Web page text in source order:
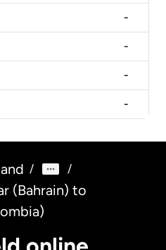
-
-
-
-
/ /
(Bahrain) to